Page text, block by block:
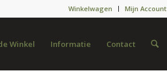
Winkelwagen Mijn Account
Winkel Informatie Contact